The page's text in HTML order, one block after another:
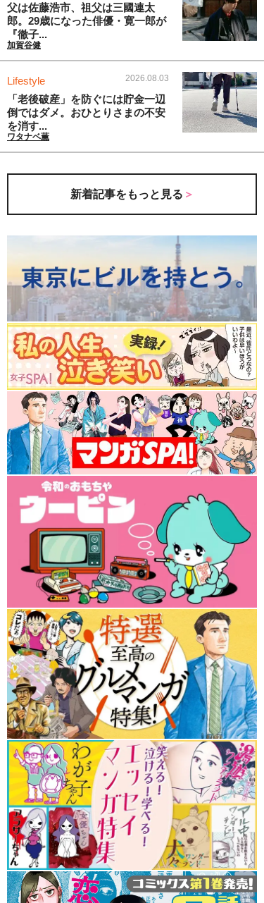
父は佐藤浩市、祖父は三國連太
郎。29歳になった俳優・寛一郎が
『徹子...
加賀谷健
Lifestyle 2026.08.03
「老後破産」を防ぐには貯金一辺
倒ではダメ。おひとりさまの不安
を消す...
ワタナベ薫
新着記事をもっと見る